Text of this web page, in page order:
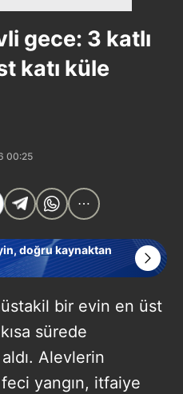
gece: 3 katlı
katı küle
00:25
doğru kaynaktan
bir evin en üst
sürede
Alevlerin
yangın, itfaiye